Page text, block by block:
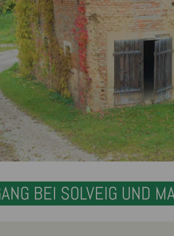
BEI SOLVEIG UND